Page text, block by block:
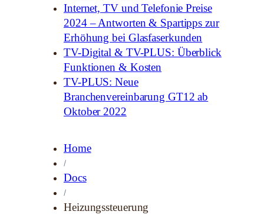
Internet, TV und Telefonie Preise
2024 – Antworten & Spartipps zur
Erhöhung bei Glasfaserkunden
TV-Digital & TV-PLUS: Überblick
Funktionen & Kosten
TV-PLUS: Neue
Branchenvereinbarung GT12 ab
Oktober 2022
Home
Docs
Heizungssteuerung